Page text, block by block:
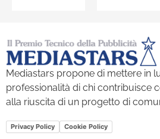
Mediastars propone di mettere in
professionalità di chi contribuisce
alla riuscita di un progetto di
Privacy Policy Cookie Policy